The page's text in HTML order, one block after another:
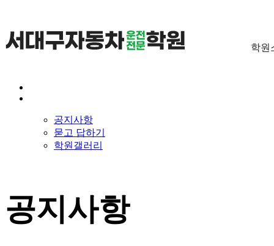
학원
공지사항
묻고 답하기
학원갤러리
공지사항